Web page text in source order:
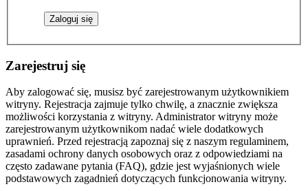
Zarejestruj się
Aby zalogować się, musisz być zarejestrowanym użytkownikiem
witryny. Rejestracja zajmuje tylko chwilę, a znacznie zwiększa
możliwości korzystania z witryny. Administrator witryny może
zarejestrowanym użytkownikom nadać wiele dodatkowych
uprawnień. Przed rejestracją zapoznaj się z naszym regulaminem,
zasadami ochrony danych osobowych oraz z odpowiedziami na
często zadawane pytania (FAQ), gdzie jest wyjaśnionych wiele
podstawowych zagadnień dotyczących funkcjonowania witryny.